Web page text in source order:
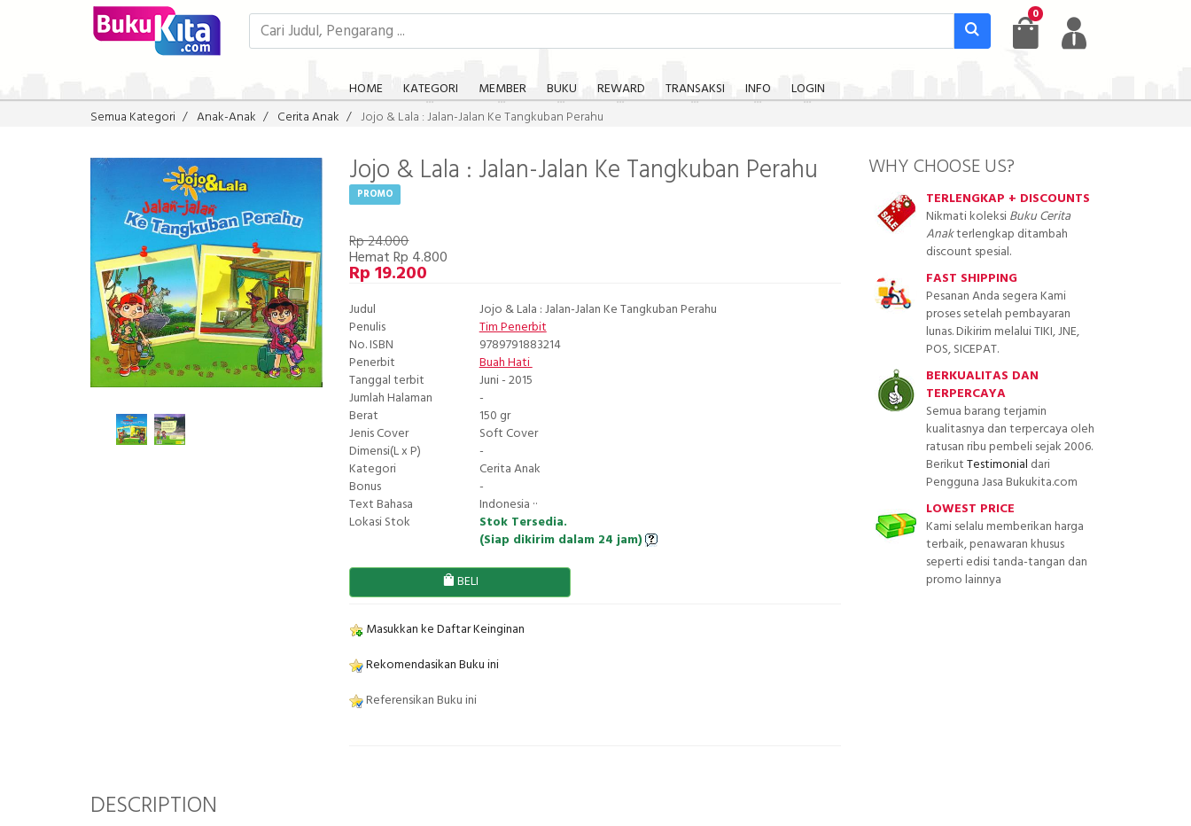
0
HOME KATEGORI MEMBER BUKU REWARD TRANSAKSI INFO
LOGIN
Semua Kategori
Anak-Anak Cerita Anak Jojo & Lala : Jalan-Jalan Ke Tangkuban Perahu
Jojo & Lala : Jalan-Jalan Ke Tangkuban Perahu
PROMO
Rp 24.000
Hemat Rp 4.800
Rp 19.200
Judul
Jojo & Lala : Jalan-Jalan Ke Tangkuban Perahu
Penulis
Tim Penerbit
No. ISBN
9789791883214
Penerbit
Buah Hati
Tanggal terbit
Juni - 2015
Jumlah Halaman
-
Berat
150 gr
Jenis Cover
Soft Cover
Dimensi(L x P)
-
Kategori
Cerita Anak
Bonus
-
Text Bahasa
Indonesia ··
Lokasi Stok
Stok Tersedia.
(Siap dikirim dalam 24 jam)
BELI
Masukkan ke Daftar Keinginan
Rekomendasikan Buku ini
Referensikan Buku ini
DESCRIPTION
WHY CHOOSE US?
TERLENGKAP + DISCOUNTS
Nikmati koleksiBuku Cerita
Anakterlengkap ditambah
discount spesial.
FAST SHIPPING
Pesanan Anda segera Kami
proses setelah pembayaran
lunas. Dikirim melalui TIKI, JNE,
POS, SICEPAT.
BERKUALITAS DAN
TERPERCAYA
Semua barang terjamin
kualitasnya dan terpercaya oleh
ratusan ribu pembeli sejak 2006.
BerikutTestimonial dari
Pengguna Jasa Bukukita.com
LOWEST PRICE
Kami selalu memberikan harga
terbaik, penawaran khusus
seperti edisi tanda-tangan dan
promo lainnya